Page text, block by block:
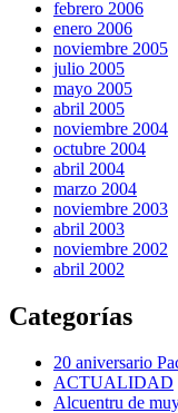
febrero 2006
enero 2006
noviembre 2005
julio 2005
mayo 2005
abril 2005
noviembre 2004
octubre 2004
abril 2004
marzo 2004
noviembre 2003
abril 2003
noviembre 2002
abril 2002
Categorías
20 aniversario
ACTUALIDAD
Alcuentru de